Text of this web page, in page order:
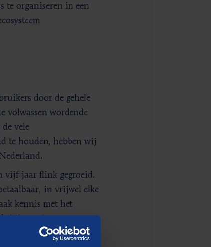
te organiseren in een
door de gehele
volwassen wordende
vele
te houden, hebben wij
vijf jaar flink gegroeid.
in vrijwel elke
kennis met het